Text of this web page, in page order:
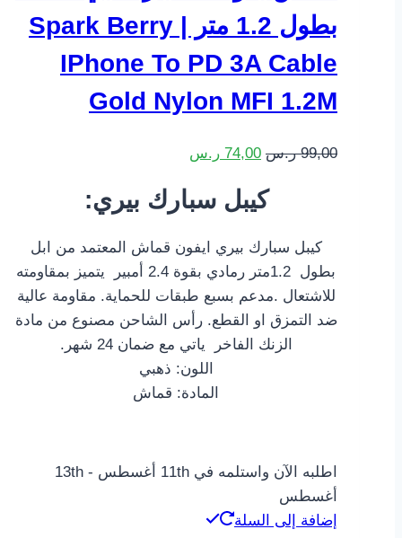
بطول 1.2 متر | Spark Berry
IPhone To PD 3A Cable
Gold Nylon MFI 1.2M
99,00 ر.س 74,00 ر.س
:كيبل سبارك بيري
كيبل سبارك بيري ايفون قماش المعتمد من ابل
بطول 1.2متر رمادي بقوة 2.4 أمبير يتميز بمقاومته
للاشتعال .مدعم بسبع طبقات للحماية. مقاومة عالية
ضد التمزق او القطع. رأس الشاحن مصنوع من مادة
الزنك الفاخر ياتي مع ضمان 24 شهر.
اللون: ذهبي
المادة: قماش
اطلبه الآن واستلمه في 11th أغسطس - 13th
أغسطس
إضافة إلى السلة